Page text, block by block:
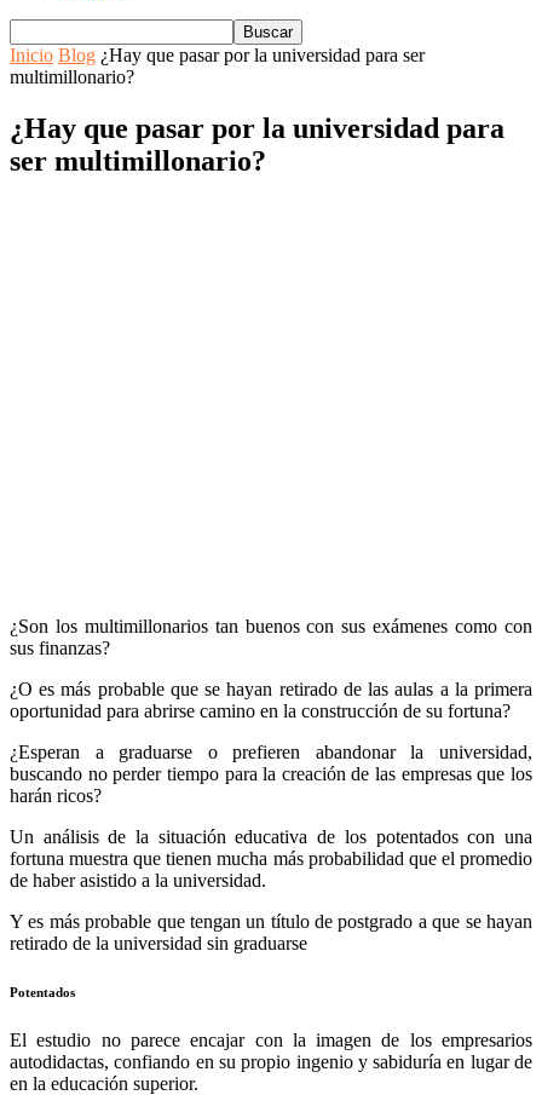
Inicio Blog ¿Hay que pasar por la universidad para ser
multimillonario?
¿Hay que pasar por la universidad para
ser multimillonario?
¿Son los multimillonarios tan buenos con sus exámenes como con
sus finanzas?
¿O es más probable que se hayan retirado de las aulas a la primera
oportunidad para abrirse camino en la construcción de su fortuna?
¿Esperan a graduarse o prefieren abandonar la universidad,
buscando no perder tiempo para la creación de las empresas que los
harán ricos?
Un análisis de la situación educativa de los potentados con una
fortuna muestra que tienen mucha más probabilidad que el promedio
de haber asistido a la universidad.
Y es más probable que tengan un título de postgrado a que se hayan
retirado de la universidad sin graduarse
Potentados
El estudio no parece encajar con la imagen de los empresarios
autodidactas, confiando en su propio ingenio y sabiduría en lugar de
en la educación superior.